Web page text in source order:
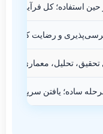
استفاده؛ کل فرآیند
و رضایت کاربر.
تحلیل، معماری
ساده؛ یافتن سریع